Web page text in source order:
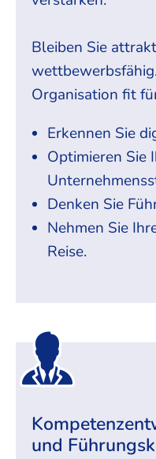
Bleiben Sie
Organisation fit
Erkennen Sie
Optimieren Sie
Denken Sie
Nehmen Sie
Reise.
und